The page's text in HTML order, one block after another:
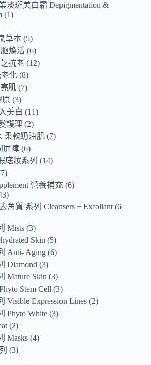
淡斑美白霜 Depigmentation &
1
草本 5
煥活 6
抗老 12
老化 8
肌 7
原 3
美白
11
護理
2
柔軟奶油肌 7
屏障 6
底妝系列
14
7
營養補充 6
角質 系列 Cleansers + Exfoliant 6
Mists 3
Skin
5
Anti- Aging 6
Diamond 3
Mature Skin 3
Stem Cell 3
Visible Expression Lines 2
Phyto White 3
2
Masks 4
3